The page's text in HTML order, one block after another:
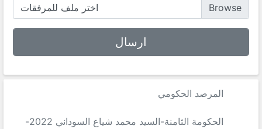
اختر ملف للمرفقات
المرصد الحكومي
الحكومة الثامنة-السيد محمد شياع السوداني 2022-